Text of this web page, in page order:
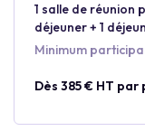
1 salle de réunion
déjeuner + 1
Minimum
Dès 385 € HT par